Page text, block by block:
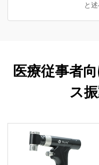
と
医療従事者
ス